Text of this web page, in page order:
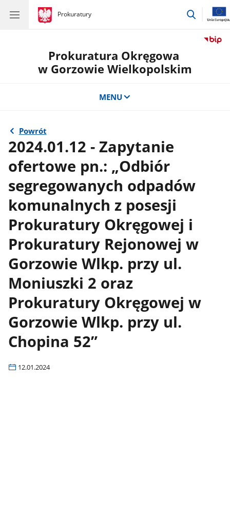
gov.pl
Prokuratury
gov.pl
Prokuratury
przejdź
Prokuratura Okręgowa
w Gorzowie Wielkopolskim
MENU
Powrót
2024.01.12 - Zapytanie
ofertowe pn.: „Odbiór
segregowanych odpadów
komunalnych z posesji
Prokuratury Okręgowej i
Prokuratury Rejonowej w
Gorzowie Wlkp. przy ul.
Moniuszki 2 oraz
Prokuratury Okręgowej w
Gorzowie Wlkp. przy ul.
Chopina 52”
12.01.2024